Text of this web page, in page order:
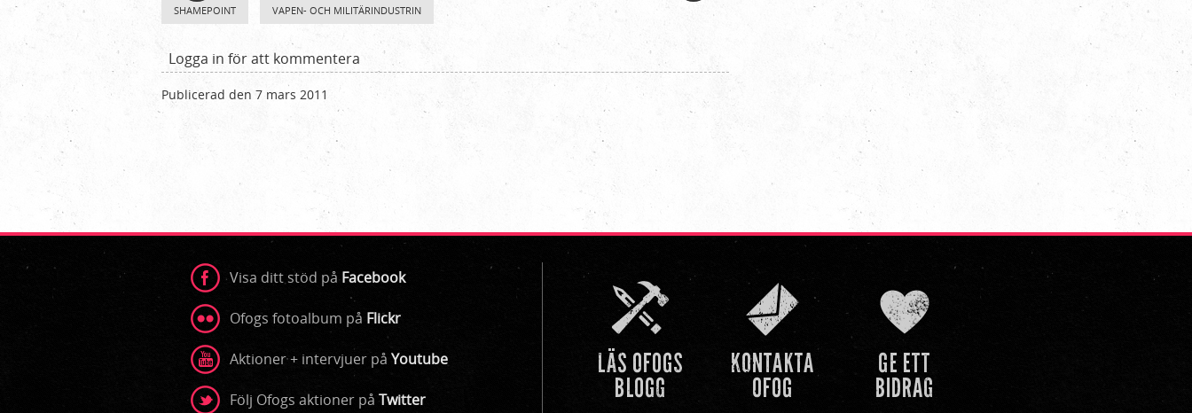
SHAMEPOINT VAPEN- OCH MILITÄRINDUSTRIN
Logga in för att kommentera
Publicerad den 7 mars 2011
Visa ditt stöd påFacebook
Ofogs fotoalbum på Flickr
Aktioner + intervjuer på Youtube
Följ Ofogs aktioner på Twitter